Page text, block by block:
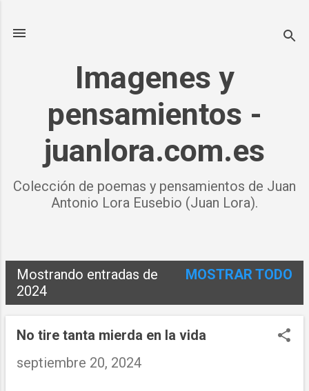
Imagenes y
pensamientos -
juanlora.com.es
Colección de poemas y pensamientos de Juan
Antonio Lora Eusebio (Juan Lora).
n
Mostrando entradas de
2024
MOSTRAR TODO
No tire tanta mierda en la vida
septiembre 20, 2024